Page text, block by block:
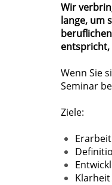
Wir
lange, um
entspricht,
Wenn Sie
Seminar
Ziele: